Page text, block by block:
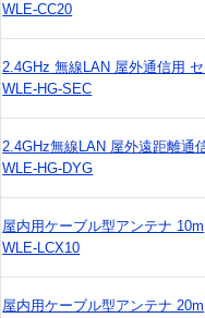
WLE-CC20
2.4GHz 無線LAN 屋外通信用
WLE-HG-SEC
2.4GHz無線LAN 屋外遠距離
WLE-HG-DYG
屋内用ケーブル型アンテナ 10m
WLE-LCX10
屋内用ケーブル型アンテナ 20m